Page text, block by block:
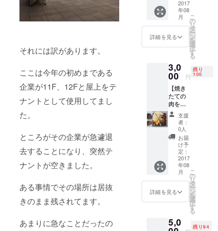
それには訳があります。
ここは今年の初めまである
企業が11F、12Fと屋上をテ
ナントとして使用してまし
た。
ところがその企業が急遽退
去することになり、突然テ
ナントが空きました。
ある事情でその場所は居抜
きのまま残されてます。
あまりに急なことだったの
BBQ&B
ARで使
える
ビール
券4枚
2017
年08
月
詳細を見る
こ
の
リ
タ
ー
ン
を
選
択
す
る
3,0
00 円
残り
100
【焼き
たての
肉をど
う
ぞ！】
GINZA
Rooftop
BBQ&B
ARで利
用でき
るBBQ
グリル
セット
・ワイ
ン、ス
リング
ワイン1
支援
者：
0人
お届
け予
定：
2017
年08
月
詳細を見る
こ
の
リ
タ
ー
ン
を
選
択
す
る
5,0 残り94